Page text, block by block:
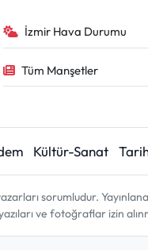
İzmir Hava Durumu
Tüm Manşetler
Kültür-Sanat
sorumludur.
ve fotoğraflar izin